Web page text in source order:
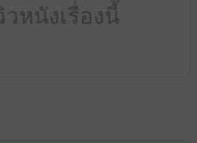
วหนังเรื่องนี้